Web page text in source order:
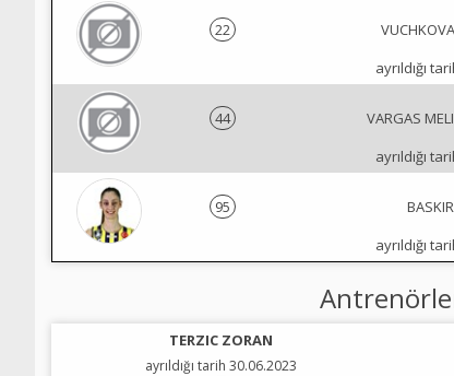
22
ayrıldığı
44
VARGAS
ayrıldığı
95
ayrıldığı
TERZIC ZORAN
ayrıldığı tarih 30.06.2023